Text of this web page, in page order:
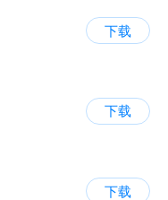
下载
下载
下载